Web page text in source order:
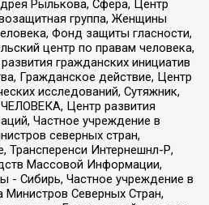
Рылькова, Сфера, Центр
группа, Женщины
Фонд защиты гласности,
центр по правам человека,
гражданских инициатив
Гражданское действие, Центр
исследований, Сутяжник,
Центр развития
Частное учреждение в
северных стран,
Трансперенси Интернешнл-Р,
Массовой Информации,
- Сибирь, Частное учреждение в
Министров Северных Стран,